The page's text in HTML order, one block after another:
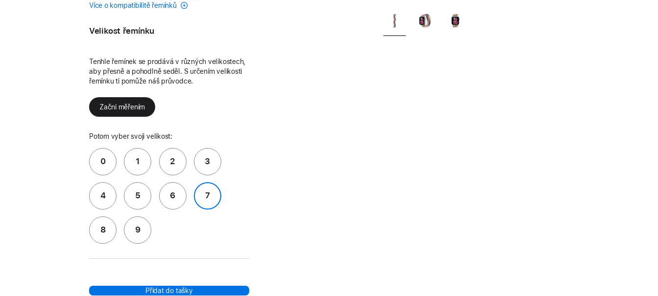
Více o kompatibilitě řemínků
Velikost řemínku
Tenhle řemínek se prodává v různých velikostech,
aby přesně a pohodlně seděl. S určením velikosti
řemínku ti pomůže náš průvodce.
Začni měřením
Potom vyber svoji velikost:
0 1 2 3
4 5 6 7
8 9
Přidat do tašky